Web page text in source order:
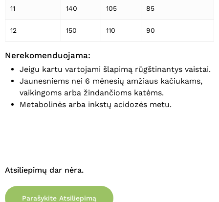
11 140 105 85
12 150 110 90
Nerekomenduojama:
Jeigu kartu vartojami šlapimą rūgštinantys vaistai.
Jaunesniems nei 6 mėnesių amžiaus kačiukams,
vaikingoms arba žindančioms katėms.
Metabolinės arba inkstų acidozės metu.
Atsiliepimų dar nėra.
Parašykite Atsiliepimą